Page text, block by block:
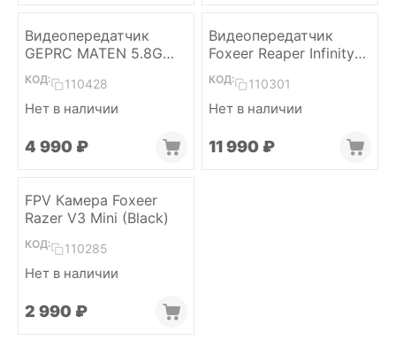
Видеопередатчик
GEPRC MATEN 5.8G
2.5W VTX
КОД: 110428
Нет в наличии
4 990 ₽
Видеопередатчик
Foxeer Reaper Infinity
10W 4.9G-6G 80CH VTx
КОД: 110301
Нет в наличии
11 990 ₽
FPV Камера Foxeer
Razer V3 Mini (Black)
КОД: 110285
Нет в наличии
2 990 ₽